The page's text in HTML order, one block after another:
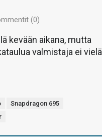
(0)
kevään aikana, mutta
valmistaja ei vielä
Snapdragon 695